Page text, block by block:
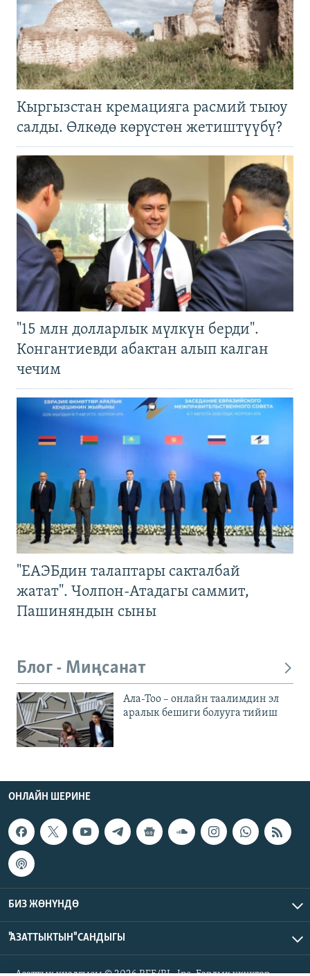
Кыргызстан кремацияга расмий тыюу
салды. Өлкөдө көрүстөн жетиштүүбү?
"15 млн долларлык мүлкүн берди".
Конгантиевди абактан алып калган
чечим
"ЕАЭБдин талаптары сакталбай
жатат". Чолпон-Атадагы саммит,
Пашиняндын сыны
Блог - Миңсанат
Ала-Тоо – онлайн таалимдин эл
аралык бешиги болууга тийиш
ОНЛАЙН ШЕРИНЕ
БИЗ ЖӨНҮНДӨ
"АЗАТТЫКТЫН" САНДЫГЫ